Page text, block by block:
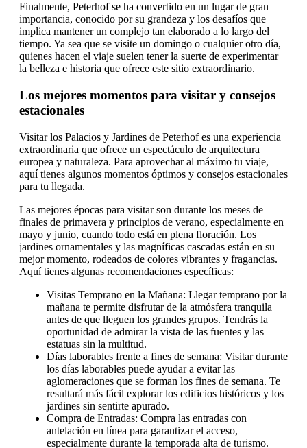
Finalmente, Peterhof se ha convertido en un lugar de gran
importancia, conocido por su grandeza y los desafíos que
implica mantener un complejo tan elaborado a lo largo del
tiempo. Ya sea que se visite un domingo o cualquier otro día,
quienes hacen el viaje suelen tener la suerte de experimentar
la belleza e historia que ofrece este sitio extraordinario.
Los mejores momentos para visitar y consejos
estacionales
Visitar los Palacios y Jardines de Peterhof es una experiencia
extraordinaria que ofrece un espectáculo de arquitectura
europea y naturaleza. Para aprovechar al máximo tu viaje,
aquí tienes algunos momentos óptimos y consejos estacionales
para tu llegada.
Las mejores épocas para visitar son durante los meses de
finales de primavera y principios de verano, especialmente en
mayo y junio, cuando todo está en plena floración. Los
jardines ornamentales y las magníficas cascadas están en su
mejor momento, rodeados de colores vibrantes y fragancias.
Aquí tienes algunas recomendaciones específicas:
Visitas Temprano en la Mañana: Llegar temprano por la
mañana te permite disfrutar de la atmósfera tranquila
antes de que lleguen los grandes grupos. Tendrás la
oportunidad de admirar la vista de las fuentes y las
estatuas sin la multitud.
Días laborables frente a fines de semana: Visitar durante
los días laborables puede ayudar a evitar las
aglomeraciones que se forman los fines de semana. Te
resultará más fácil explorar los edificios históricos y los
jardines sin sentirte apurado.
Compra de Entradas: Compra las entradas con
antelación en línea para garantizar el acceso,
especialmente durante la temporada alta de turismo.